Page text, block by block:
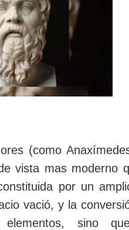
(como
vista mas moderno
por un
vació, y la
sino